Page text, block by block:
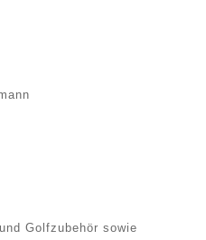
Golfzubehör sowie